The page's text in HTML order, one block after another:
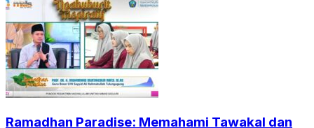
Ramadhan Paradise: Memahami Tawakal dan